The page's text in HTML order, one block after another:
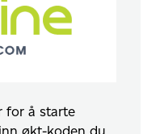
for å starte